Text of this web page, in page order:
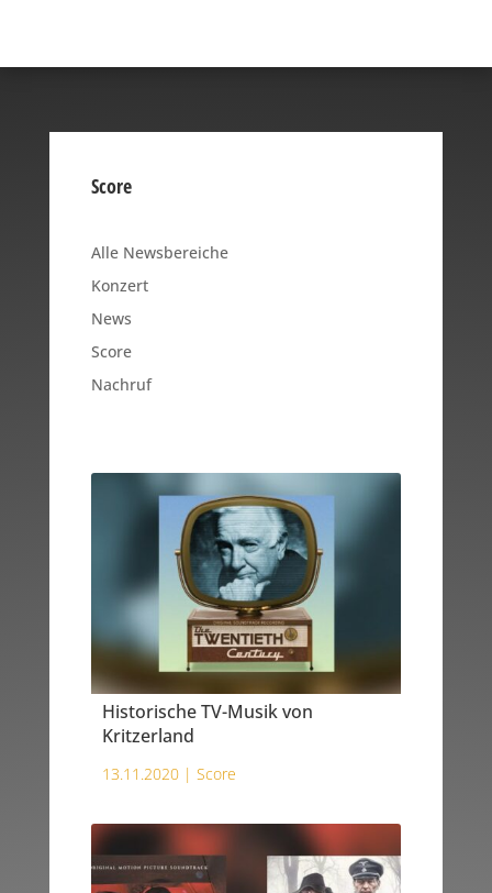
Score
Alle Newsbereiche
Konzert
News
Score
Nachruf
Historische TV-Musik von
Kritzerland
13.11.2020 | Score